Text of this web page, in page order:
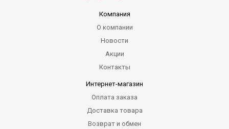
Компания
О компании
Новости
Акции
Контакты
Интернет-магазин
Оплата заказа
Доставка товара
Возврат и обмен